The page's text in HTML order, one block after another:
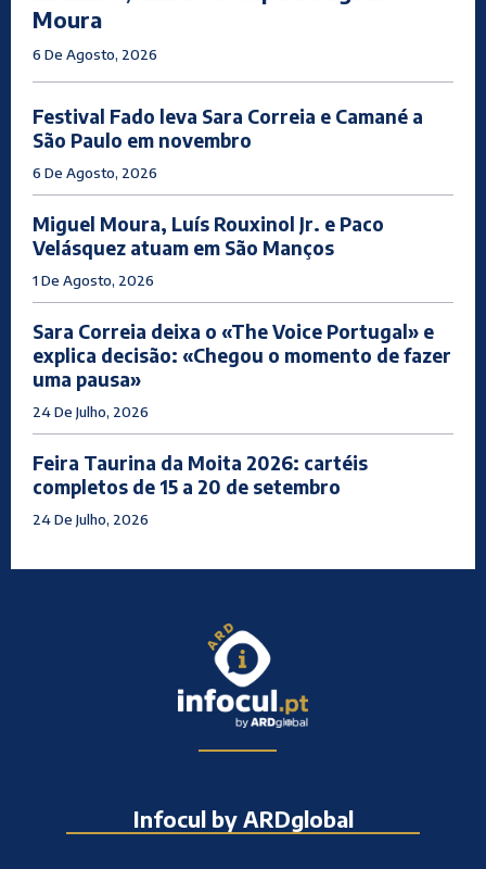
Moura
6 De Agosto, 2026
Festival Fado leva Sara Correia e Camané a
São Paulo em novembro
6 De Agosto, 2026
Miguel Moura, Luís Rouxinol Jr. e Paco
Velásquez atuam em São Manços
1 De Agosto, 2026
Sara Correia deixa o «The Voice Portugal» e
explica decisão: «Chegou o momento de fazer
uma pausa»
24 De Julho, 2026
Feira Taurina da Moita 2026: cartéis
completos de 15 a 20 de setembro
24 De Julho, 2026
Infocul by ARDglobal